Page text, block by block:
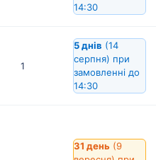
14:30
1
5 днів (14
серпня) при
замовленні до
14:30
31 день (9